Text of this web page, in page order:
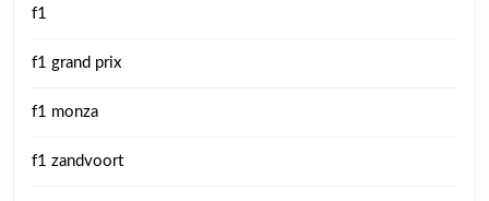
f1
f1 grand prix
f1 monza
f1 zandvoort